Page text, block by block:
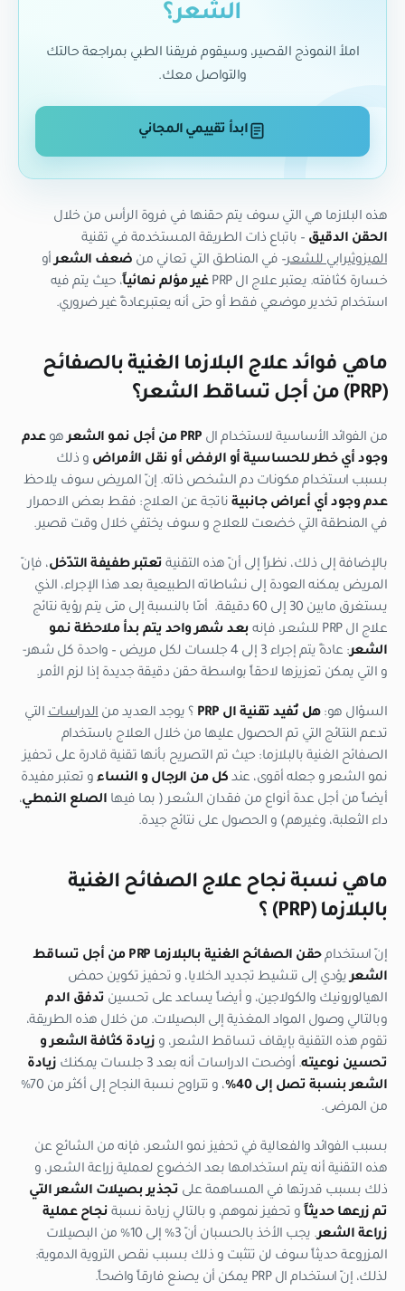
الشعر؟
املأ النموذج القصير، وسيقوم فريقنا الطبي بمراجعة حالتك
والتواصل معك.
ابدأ تقييمي المجاني
هذه البلازما هي التي سوف يتم حقنها في فروة الرأس من خلال
الحقن الدقيق – باتباع ذات الطريقة المستخدمة في تقنية
الميزوثيرابي للشعر– في المناطق التي تعاني من ضعف الشعرأو
خسارة كثافته. يعتبر علاج ال PRP
غير مؤلم نهائياً، حيث يتم فيه
استخدام تخدير موضعي فقط أو حتى أنه يعتبرعادةً غير ضروري.
ماهي فوائد علاج البلازما الغنية بالصفائح
(
PRP
) من أجل تساقط الشعر؟
من الفوائد الأساسية لاستخدام ال PRP من أجل نمو الشعرهوعدم
وجود أي خطر للحساسية أو الرفض أو نقل الأمراض و ذلك
بسبب استخدام مكونات دم الشخص ذاته. إنّ المريض سوف يلاحظ
عدم وجود أي أعراض جانبية ناتجة عن العلاج: فقط بعض الاحمرار
في المنطقة التي خضعت للعلاج و سوف يختفي خلال وقت قصير.
بالإضافة إلى ذلك، نظراً إلى أنّ هذه التقنية تعتبر طفيفة التدّخل، فإنّ
المريض يمكنه العودة إلى نشاطاته الطبيعية بعد هذا الإجراء، الذي
يستغرق مابين 30 إلى 60 دقيقة. أمّا بالنسبة إلى متى يتم رؤية نتائج
علاج ال PRP للشعر، فإنه
بعد شهر واحد يتم بدأ ملاحظة نمو
الشعر
: عادةً يتم إجراء 3 إلى 4 جلسات لكل مريض – واحدة كل شهر-
و التي يمكن تعزيزها لاحقاً بواسطة حقن دقيقة جديدة إذا لزم الأمر.
السؤال هو:هل تُفيد تقنية ال PRP ؟ يوجد العديد منالدراساتالتي
تدعم النتائج التي تم الحصول عليها من خلال العلاج باستخدام
الصفائح الغنية بالبلازما: حيث تم التصريح بأنها تقنية قادرة على تحفيز
نمو الشعر و جعله أقوى، عند كل من الرجال و النساء و تعتبر مفيدة
أيضاً من أجل عدة أنواع من فقدان الشعر ( بما فيها الصلع النمطي،
داء الثعلبة، وغيرهم) و الحصول على نتائج جيدة.
ماهي نسبة نجاح علاج الصفائح الغنية
بالبلازما (PRP) ؟
إنّ استخدامحقن الصفائح الغنية بالبلازما PRP من أجل تساقط
الشعريؤدي إلى تنشيط تجديد الخلايا، و تحفيز تكوين حمض
الهيالورونيك والكولاجين، و أيضاً يساعد على تحسين تدفق الدم
وبالتالي وصول المواد المغذية إلى البصيلات. من خلال هذه الطريقة،
تقوم هذه التقنية بإيقاف تساقط الشعر، و زيادة كثافة الشعر و
تحسين نوعيته. أوضحت الدراسات أنه بعد 3 جلسات يمكنك
زيادة
الشعر بنسبة تصل إلى 40%
، و تتراوح نسبة النجاح إلى أكثر من 70%
من المرضى.
بسبب الفوائد والفعالية في تحفيز نمو الشعر، فإنه من الشائع عن
هذه التقنية أنه يتم استخدامها بعد الخضوع لعملية زراعة الشعر، و
ذلك بسبب قدرتها في المساهمة على تجذير بصيلات الشعر التي
تم زرعها حديثاً و تحفيز نموهم، و بالتالي زيادة نسبة نجاح عملية
زراعة الشعر
. يجب الأخذ بالحسبان أنّ 3% إلى 10% من البصيلات
المزروعة حديثاً سوف لن تتثبت و ذلك بسبب نقص التروية الدموية:
لذلك، إنّ استخدام ال PRP يمكن أن يصنع فارقاً واضحاً.